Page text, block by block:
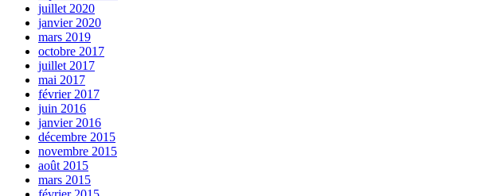
juillet 2020
janvier 2020
mars 2019
octobre 2017
juillet 2017
mai 2017
février 2017
juin 2016
janvier 2016
décembre 2015
novembre 2015
août 2015
mars 2015